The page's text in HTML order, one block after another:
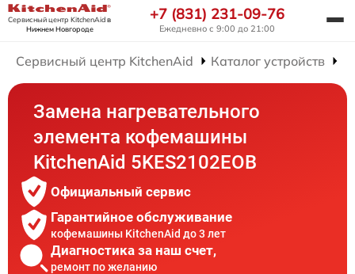
Сервисный центр KitchenAidв
Нижнем Новгороде
+7 (831) 231-09-76
Ежедневно с 9:00 до 21:00
Сервисный центр KitchenAid Каталог устройств
Замена нагревательного
элемента кофемашины
KitchenAid 5KES2102EOB
Официальный сервис
Гарантийное обслуживание
кофемашины KitchenAid до 3 лет
Диагностика за наш счет,
ремонт по желанию